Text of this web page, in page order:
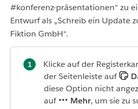
#konferenz-präsentationen“ zu
Entwurf als „Schreib ein Update
Fiktion GmbH“.
Klicke auf der
der Seitenleiste auf
diese Option nicht
auf
Mehr, um sie zu